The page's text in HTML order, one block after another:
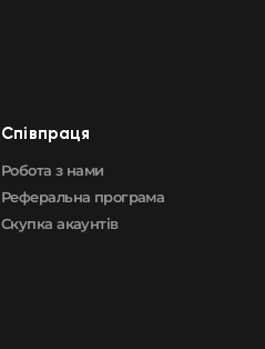
Cпівпраця
Робота з нами
Реферальна програма
Скупка акаунтів